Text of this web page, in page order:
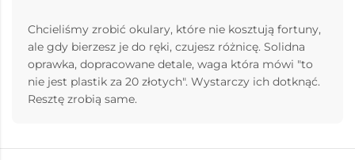
Chcieliśmy zrobić okulary, które nie kosztują fortuny,
ale gdy bierzesz je do ręki, czujesz różnicę. Solidna
oprawka, dopracowane detale, waga która mówi "to
nie jest plastik za 20 złotych". Wystarczy ich dotknąć.
Resztę zrobią same.